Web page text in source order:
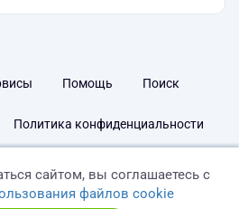
Помощь Поиск
Политика конфиденциальности
сайтом, вы соглашаетесь с
файлов cookie